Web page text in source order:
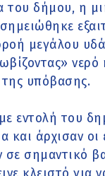
του δήμου, η
μεγάλου
υπόβασης.
εντολή του
και άρχισαν
σε σημαντικό